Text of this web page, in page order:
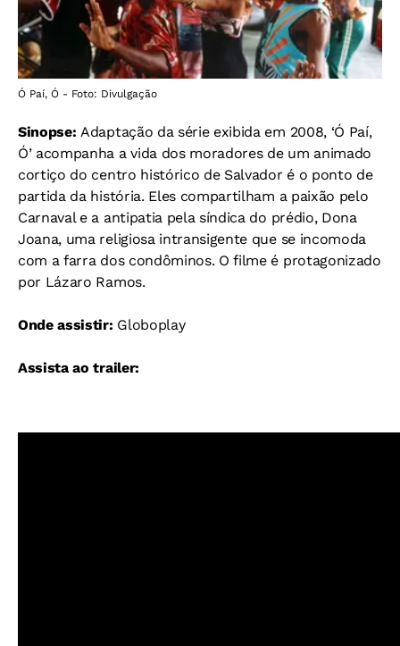
Ó Paí, Ó - Foto: Divulgação
Sinopse:Adaptação da série exibida em 2008, ‘Ó Paí,
Ó’ acompanha a vida dos moradores de um animado
cortiço do centro histórico de Salvador é o ponto de
partida da história. Eles compartilham a paixão pelo
Carnaval e a antipatia pela síndica do prédio, Dona
Joana, uma religiosa intransigente que se incomoda
com a farra dos condôminos. O filme é protagonizado
por Lázaro Ramos.
Onde assistir: Globoplay
Assista ao trailer: